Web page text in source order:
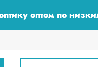
оптом по